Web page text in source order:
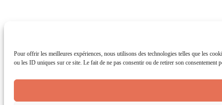
Pour offrir les meilleures expériences, nous utilisons des technologies telles que les
ou les ID uniques sur ce site. Le fait de ne pas consentir ou de retirer son